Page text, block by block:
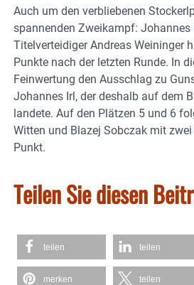
Auch um den verbliebenen
spannenden Zweikampf: Johannes
Titelverteidiger Andreas Weininger
Punkte nach der letzten Runde. In
Feinwertung den Ausschlag zu
Johannes Irl, der deshalb auf dem
landete. Auf den Plätzen 5 und 6
Witten und Blazej Sobczak mit zwei
Punkt.
Teilen Sie diesen
teilen teilen
merken teilen